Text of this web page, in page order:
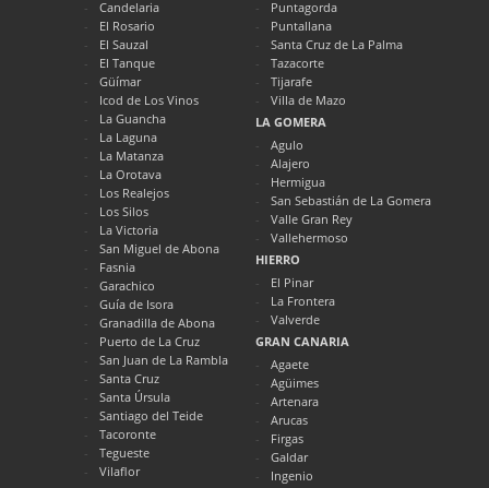
Candelaria
El Rosario
El Sauzal
El Tanque
Güímar
Icod de Los Vinos
La Guancha
La Laguna
La Matanza
La Orotava
Los Realejos
Los Silos
La Victoria
San Miguel de Abona
Fasnia
Garachico
Guía de Isora
Granadilla de Abona
Puerto de La Cruz
San Juan de La Rambla
Santa Cruz
Santa Úrsula
Santiago del Teide
Tacoronte
Tegueste
Vilaflor
Puntagorda
Puntallana
Santa Cruz de La Palma
Tazacorte
Tijarafe
Villa de Mazo
LA GOMERA
Agulo
Alajero
Hermigua
San Sebastián de La Gomera
Valle Gran Rey
Vallehermoso
HIERRO
El Pinar
La Frontera
Valverde
GRAN CANARIA
Agaete
Agüimes
Artenara
Arucas
Firgas
Galdar
Ingenio